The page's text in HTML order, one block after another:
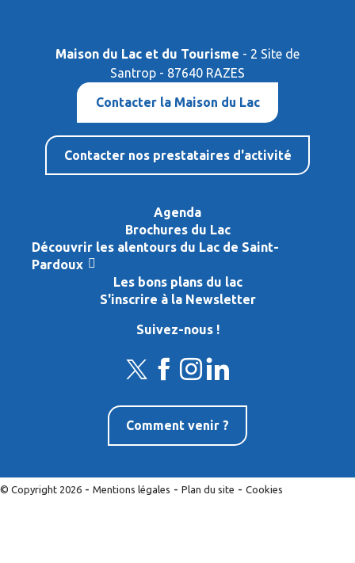
Maison du Lac et du Tourisme - 2 Site de
Santrop - 87640 RAZES
Contacter la Maison du Lac
Contacter nos prestataires d'activité
Agenda
Brochures du Lac
Découvrir les alentours du Lac de Saint-
Pardoux
Les bons plans du lac
S'inscrire à la Newsletter
Suivez-nous !
Comment venir ?
© Copyright 2026 - Mentions légales - Plan du site - Cookies